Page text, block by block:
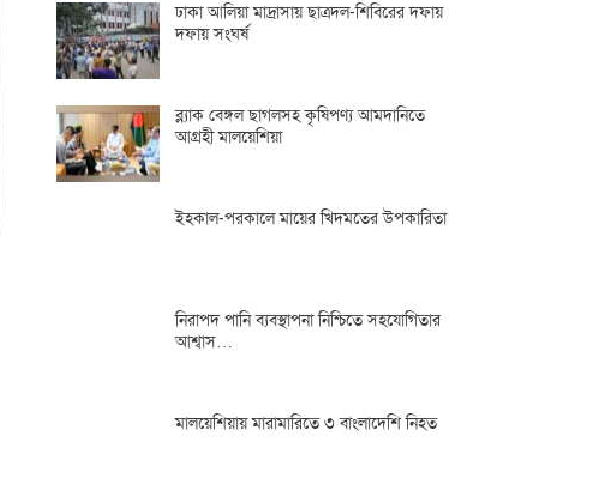
ঢাকা আলিয়া মাদ্রাসায় ছাত্রদল-শিবিরের দফায়
দফায় সংঘর্ষ
ব্ল্যাক বেঙ্গল ছাগলসহ কৃষিপণ্য আমদানিতে
আগ্রহী মালয়েশিয়া
ইহকাল-পরকালে মায়ের খিদমতের উপকারিতা
নিরাপদ পানি ব্যবস্থাপনা নিশ্চিতে সহযোগিতার
আশ্বাস…
মালয়েশিয়ায় মারামারিতে ৩ বাংলাদেশি নিহত